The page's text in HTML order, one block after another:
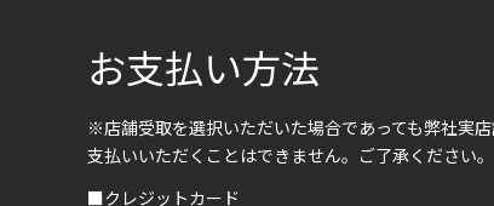
お支払い方法
※店舗受取を選択いただいた場合であっても弊社実
支払いいただくことはできません。ご了承ください。
■クレジットカード